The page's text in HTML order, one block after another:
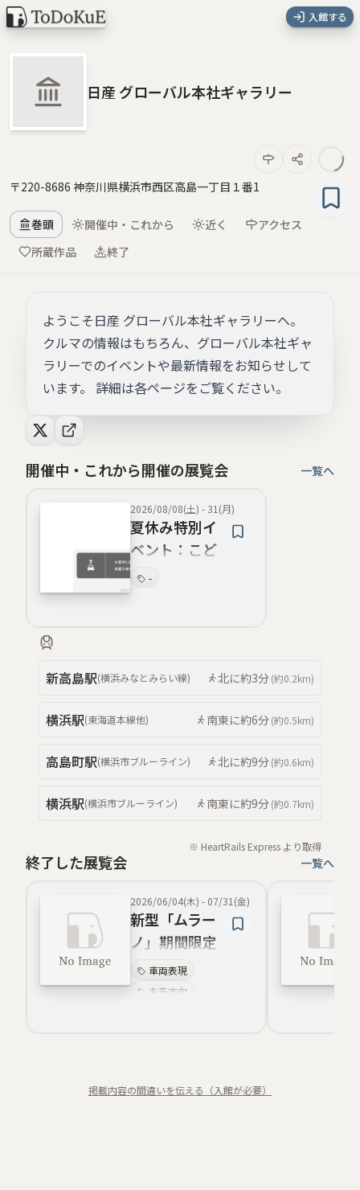
入館する
日産 グローバル本社ギャラリー
〒220-8686 神奈川県横浜市西区高島一丁目１番1
巻頭 開催中・これから 近く
アクセス
所蔵作品
終了
ようこそ日産 グローバル本社ギャラリーへ。
クルマの情報はもちろん、グローバル本社ギャ
ラリーでのイベントや最新情報をお知らせして
います。 詳細は各ページをご覧ください。
開催中・これから開催の展覧会 一覧へ
2026/08/08(土) - 31(月)
夏休み特別イ
ベント：こど
もクルマたん
-
新高島駅(横浜みなとみらい線) 北に約3分(約0.2km)
横浜駅(東海道本線他) 南東に約6分(約0.5km)
高島町駅(横浜市ブルーライン) 北に約9分(約0.6km)
横浜駅(横浜市ブルーライン) 南東に約9分(約0.7km)
※ HeartRails Express より取得
終了した展覧会 一覧へ
2026/06/04(木) - 07/31(金)
新型「ムラー
ノ」期間限定
展示車両表現
未来志向
インタラクティブ体
掲載内容の間違いを伝える（入館が必要）